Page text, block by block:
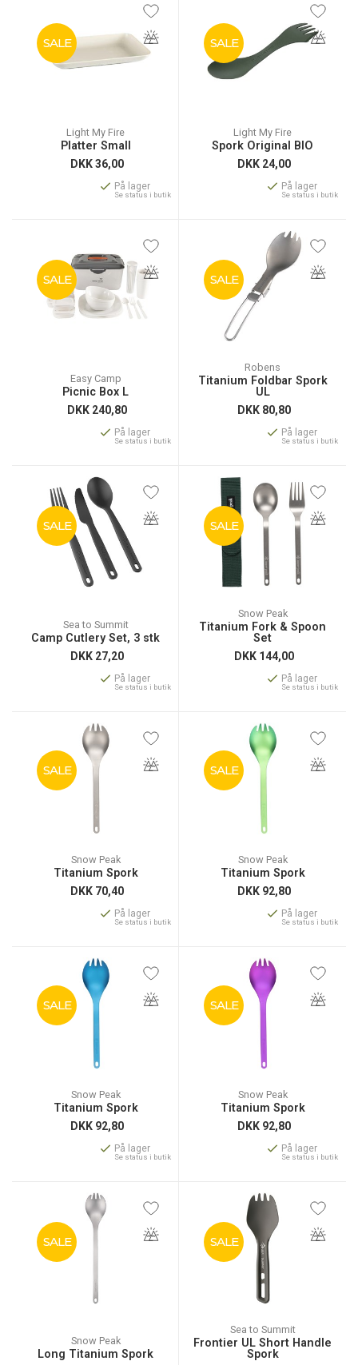
SALE
Light My Fire
Platter Small
DKK36,00
På lager
Se status i butik
SALE
Light My Fire
Spork Original BIO
DKK 24,00
På lager
Se status i butik
SALE
Easy Camp
Picnic Box L
DKK 240,80
På lager
Se status i butik
SALE
Robens
Titanium Foldbar Spork
UL
DKK 80,80
På lager
Se status i butik
SALE
Sea to Summit
Camp Cutlery Set, 3 stk
DKK 27,20
På lager
Se status i butik
SALE
Snow Peak
Titanium Fork & Spoon
Set
DKK 144,00
På lager
Se status i butik
SALE
Snow Peak
Titanium Spork
DKK 70,40
På lager
Se status i butik
SALE
Snow Peak
Titanium Spork
DKK 92,80
På lager
Se status i butik
SALE
Snow Peak
Titanium Spork
DKK 92,80
På lager
Se status i butik
SALE
Snow Peak
Titanium Spork
DKK 92,80
På lager
Se status i butik
SALE
Snow Peak
Long Titanium Spork
SALE
Sea to Summit
Frontier UL Short Handle
Spork